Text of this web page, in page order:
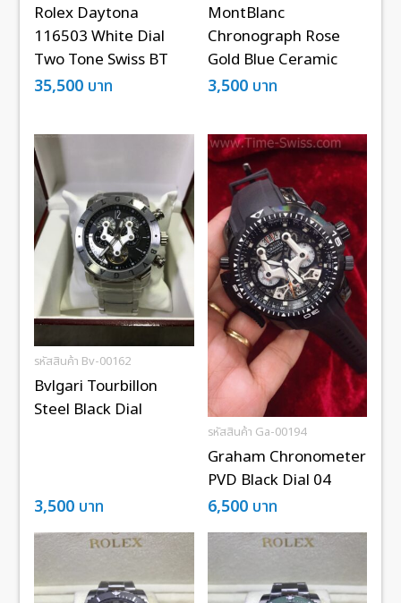
Rolex Daytona
116503 White Dial
Two Tone Swiss BT
35,500 บาท
MontBlanc
Chronograph Rose
Gold Blue Ceramic
3,500 บาท
รหัสสินค้า Bv-00162
Bvlgari Tourbillon
Steel Black Dial
3,500 บาท
รหัสสินค้า Ga-00194
Graham Chronometer
PVD Black Dial 04
6,500 บาท